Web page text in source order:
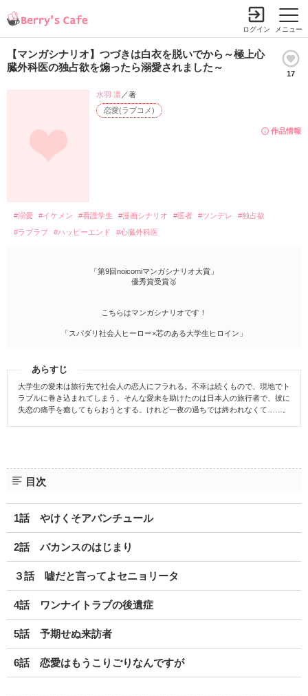
メニュー
ログイン
【マンガシナリオ】つづきは白衣を脱いでから～極上心
臓外科医の独占欲を煽ったら溺愛されました～
17
作品情報
恋愛(ラブコメ)
水羽 凛／著
#溺愛 #イケメン #看護学生 #漫画シナリオ #医者 #ツンデレ
#独占欲
#ラブラブ
#ハッピーエンド #心臓外科医
「第9回noicomiマンガシナリオ大賞」
優秀賞受賞🥈
こちらはマンガシナリオです！
「スパダリ社会人ヒーロー×芯のある大学生ヒロイン」
あらすじ
大学生の愛未は旅行先で社会人の恋人にフラれる。不幸は続くもので、現地でト
ラブルに巻き込まれてしまう。そんな愛未を助けたのは日本人の旅行者で、彼に
失恋の痛手を癒してもらおうとする。けれど一夜の過ちでは終われなくて……。
目次
1話 やけくそアバンチュール
2話 バカンスのはじまり
３話 嘘だと言ってよセニョリータ
4話 ワンナイトラブの後遺症
5話 予期せぬ来訪者
6話 恋愛はもうこりごりなんですが